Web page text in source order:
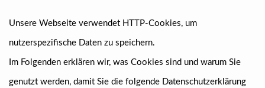
Unsere Webseite verwendet HTTP-Cookies, um
nutzerspezifische Daten zu speichern.
Im Folgenden erklären wir, was Cookies sind und warum Sie
genutzt werden, damit Sie die folgende Datenschutzerklärung